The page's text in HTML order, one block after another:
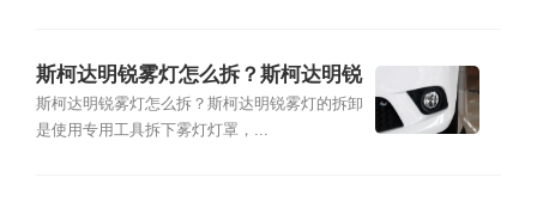
斯柯达明锐雾灯怎么拆？斯柯达明锐
雾灯拆卸方法
斯柯达明锐雾灯怎么拆？斯柯达明锐雾灯的拆卸
是使用专用工具拆下雾灯灯罩，...